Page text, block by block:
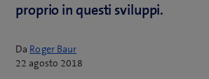
proprio in questi sviluppi.
Da Roger Baur
22 agosto 2018